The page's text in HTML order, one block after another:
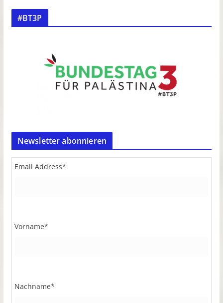
#BT3P
Newsletter abonnieren
Email Address*
Vorname*
Nachname*